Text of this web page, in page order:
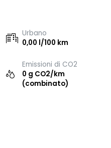
Urbano
0,00 l/100 km
Emissioni di CO2
0 g CO2/km
(combinato)